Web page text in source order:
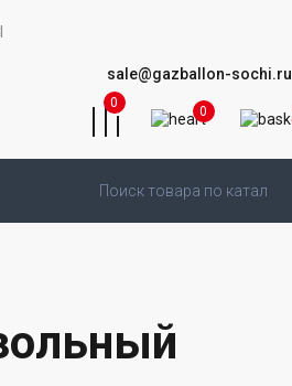
sale@gazballon-sochi.ru
0
0